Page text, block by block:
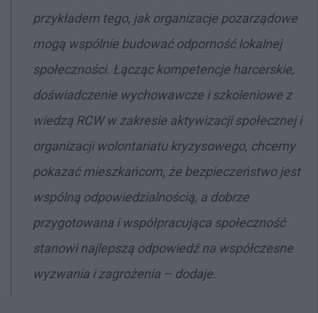
przykładem tego, jak organizacje pozarządowe
mogą wspólnie budować odporność lokalnej
społeczności. Łącząc kompetencje harcerskie,
doświadczenie wychowawcze i szkoleniowe z
wiedzą RCW w zakresie aktywizacji społecznej i
organizacji wolontariatu kryzysowego, chcemy
pokazać mieszkańcom, że bezpieczeństwo jest
wspólną odpowiedzialnością, a dobrze
przygotowana i współpracująca społeczność
stanowi najlepszą odpowiedź na współczesne
wyzwania i zagrożenia – dodaje.